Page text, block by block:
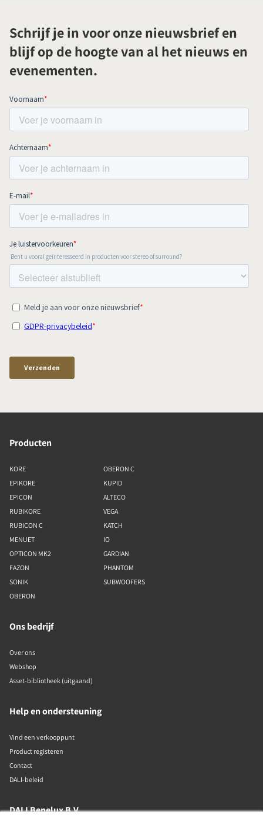
Schrijf je in voor onze nieuwsbrief en
blijf op de hoogte van al het nieuws en
evenementen.
Producten
KORE
EPIKORE
EPICON
RUBIKORE
RUBICON C
MENUET
OPTICON MK2
FAZON
SONIK
OBERON
OBERON C
KUPID
ALTECO
VEGA
KATCH
IO
GARDIAN
PHANTOM
SUBWOOFERS
Ons bedrijf
Over ons
Webshop
Asset-bibliotheek (uitgaand)
Help en ondersteuning
Vind een verkooppunt
Product registeren
Contact
DALI-beleid
DALI Benelux B.V.